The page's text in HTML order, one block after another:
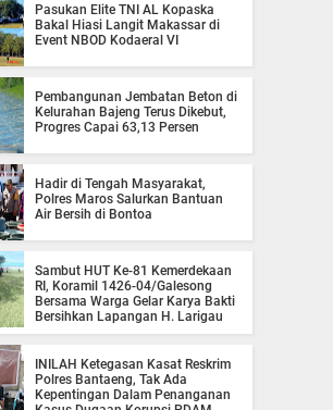
Pasukan Elite TNI AL Kopaska
Bakal Hiasi Langit Makassar di
Event NBOD Kodaeral VI
Pembangunan Jembatan Beton di
Kelurahan Bajeng Terus Dikebut,
Progres Capai 63,13 Persen
Hadir di Tengah Masyarakat,
Polres Maros Salurkan Bantuan
Air Bersih di Bontoa
Sambut HUT Ke-81 Kemerdekaan
RI, Koramil 1426-04/Galesong
Bersama Warga Gelar Karya Bakti
Bersihkan Lapangan H. Larigau
INILAH Ketegasan Kasat Reskrim
Polres Bantaeng, Tak Ada
Kepentingan Dalam Penanganan